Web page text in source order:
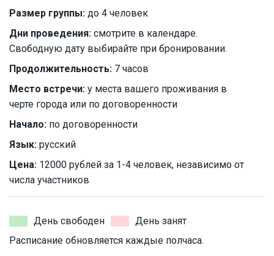
Размер группы: до 4 человек
Дни проведения: смотрите в календаре.
Свободную дату выбирайте при бронировании.
Продолжительность: 7 часов
Место встречи: у места вашего проживания в
черте города или по договоренности
Начало: по договоренности
Язык: русский
Цена: 12000 рублей за 1-4 человек, независимо от
числа участников
День свободен
День занят
Расписание обновляется каждые полчаса.